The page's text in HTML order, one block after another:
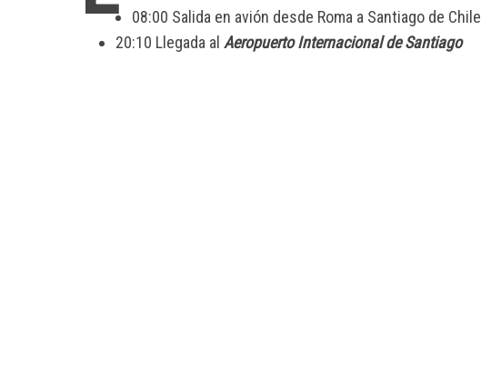
08:00 Salida en avión desde Roma a Santiago de Chile
20:10 Llegada al Aeropuerto Internacional de Santiago